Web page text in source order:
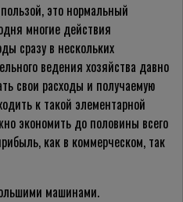
это нормальный
многие действия
сразу в нескольких
ведения хозяйства давно
свои расходы и получаемую
к такой элементарной
экономить до половины всего
как в коммерческом, так
машинами.